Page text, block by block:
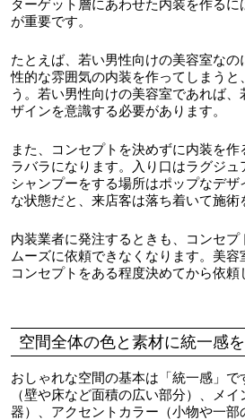
ターゲット層にあわせた内装を作る
が重要です。
たとえば、若い男性向けの美容室な
性的な雰囲気の内装を作ってしまうと
う。若い男性向けの美容室であれば
ザインを意識する必要があります。
また、コンセプトを決めずに内装を
ラバラになります。入り口はラグジ
シャンプーをする場所はポップなデ
な状態だと、来店客は落ち着いて施術
内装業者に発注するときも、コンセプ
ムーズに依頼できなくなります。美容
コンセプトをある程度決めてから依頼
空間全体の色と素材に統一感
おしゃれな空間の基本は「統一感」
（壁や床など面積の広い部分）、メ
器）、アクセントカラー（小物や一部